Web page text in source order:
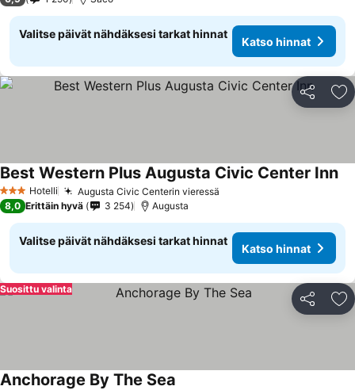
Valitse päivät nähdäksesi tarkat hinnat
Katso hinnat
Jaa
3 Tähtiluokitus
Hotelli Augusta Civic Centerin vieressä
Best Western Plus Augusta Civic Center Inn
8,0 Erittäin hyvä 3 254 Augusta
Valitse päivät nähdäksesi tarkat hinnat
Katso hinnat
Jaa
Suosittu valinta
Anchorage By The Sea